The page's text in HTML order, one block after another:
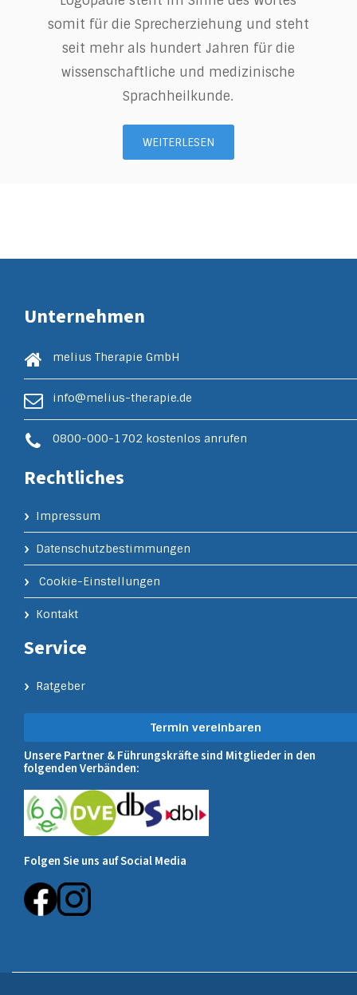
somit für die Sprecherziehung und steht
seit mehr als hundert Jahren für die
wissenschaftliche und medizinische
Sprachheilkunde.
WEITERLESEN
Unternehmen
melius Therapie GmbH
info@melius-therapie.de
0800-000-1702 kostenlos anrufen
Rechtliches
Impressum
Datenschutzbestimmungen
Cookie-Einstellungen
Kontakt
Service
Ratgeber
Termin vereinbaren
Unsere Partner & Führungskräfte sind Mitglieder in den
folgenden Verbänden:
Folgen Sie uns auf Social Media